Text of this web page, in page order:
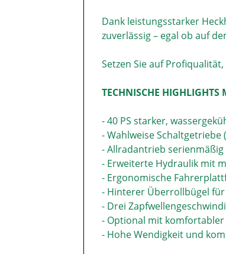
Dank leistungsstarker
zuverlässig – egal ob auf
Setzen Sie auf
TECHNISCHE HIGHLIGHTS
- 40 PS starker,
- Wahlweise
- Allradantrieb serienmäßig
- Erweiterte Hydraulik mit
- Ergonomische
- Hinterer Überrollbügel
- Drei
- Optional mit komfortabler
- Hohe Wendigkeit und